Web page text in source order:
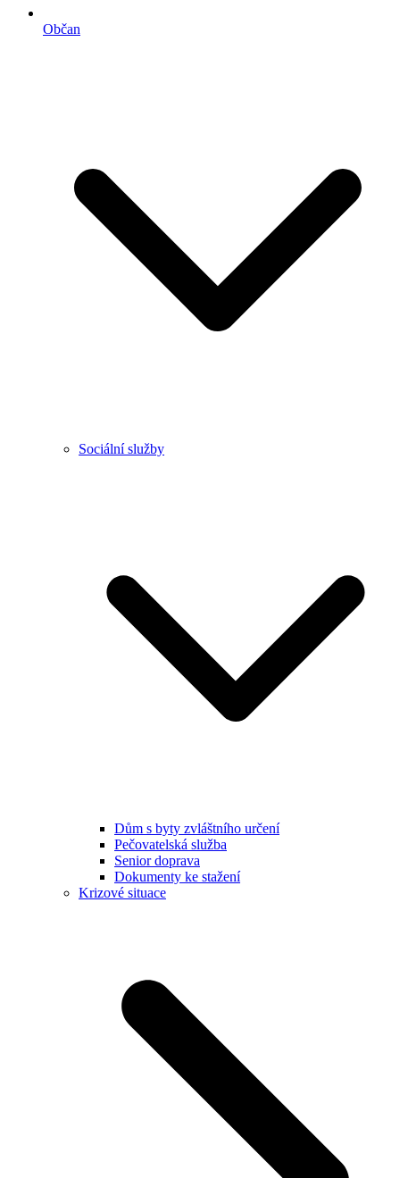
Občan
Sociální služby
Dům s byty zvláštního určení
Pečovatelská služba
Senior doprava
Dokumenty ke stažení
Krizové situace